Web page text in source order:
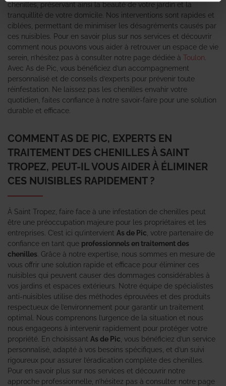
chenilles, préservant ainsi la beauté de votre jardin et la
tranquillité de votre domicile. Nos interventions sont rapides et
ciblées, permettant de minimiser les désagréments causés par
ces nuisibles. Pour en savoir plus sur nos services et découvrir
comment nous pouvons vous aider à retrouver un espace de vie
serein, n’hésitez pas à consulter notre page dédiée à Toulon
Avec As de Pic, vous bénéficiez d’un accompagnement
personnalisé et de conseils d’experts pour prévenir toute
réinfestation. Ne laissez pas les chenilles envahir votre
quotidien, faites confiance à notre savoir-faire pour une solution
durable et efficace.
COMMENT AS DE PIC, EXPERTS EN
TRAITEMENT DES CHENILLES À SAINT
TROPEZ, PEUT-IL VOUS AIDER À ÉLIMINER
CES NUISIBLES RAPIDEMENT ?
À Saint Tropez, faire face à une infestation de chenilles peut
être une préoccupation majeure pour les propriétaires et les
entreprises. C’est ici qu’intervient As de Pic , votre partenaire de
confiance en tant que professionnels en traitement des
chenilles . Grâce à notre expertise, nous sommes en mesure de
vous offrir une solution rapide et efficace pour éliminer ces
nuisibles qui peuvent causer des dommages considérables à
vos jardins et espaces extérieurs. Notre équipe de spécialistes
anti-nuisibles utilise des méthodes éprouvées et des produits
respectueux de l’environnement pour garantir un traitement
optimal. Nous comprenons l’urgence de la situation et nous
nous engageons à intervenir rapidement pour protéger votre
propriété. En choisissant As de Pic , vous bénéficiez d’un service
personnalisé, adapté à vos besoins spécifiques, et d’un suivi
rigoureux pour assurer l’éradication complète des chenilles.
Pour en savoir plus sur nos services et découvrir notre
approche professionnelle, n’hésitez pas à consulter notre page